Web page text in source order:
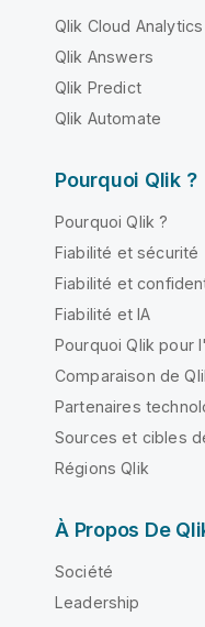
Qlik Cloud Analytics
Qlik Answers
Qlik Predict
Qlik Automate
Pourquoi Qlik ?
Pourquoi Qlik ?
Fiabilité et sécurité
Fiabilité et
Fiabilité et IA
Pourquoi Qlik pour
Comparaison de
Partenaires
Sources et cibles
Régions Qlik
À Propos De
Société
Leadership